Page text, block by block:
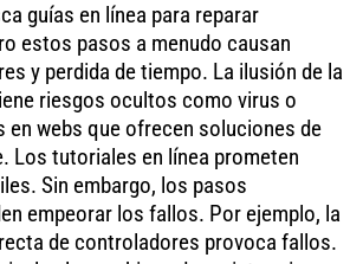
guías en línea para reparar
estos pasos a menudo causan
y perdida de tiempo. La ilusión de la
riesgos ocultos como virus o
en webs que ofrecen soluciones de
Los tutoriales en línea prometen
Sin embargo, los pasos
empeorar los fallos. Por ejemplo, la
de controladores provoca fallos.